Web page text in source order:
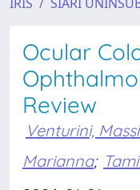
Ocular
Review
Venturini,
Marianna;